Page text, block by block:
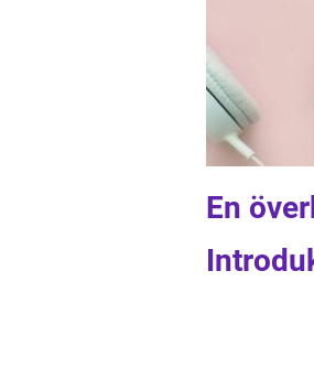
En